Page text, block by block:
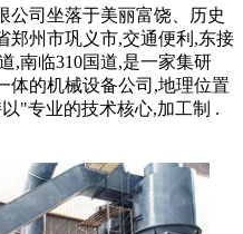
公司坐落于美丽富饶、历史
郑州市巩义市,交通便利,东接
,南临310国道,是一家集研
体的机械设备公司,地理位置
"专业的技术核心,加工制 .